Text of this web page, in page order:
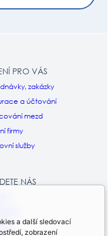
a další sledovací
zobrazení
PRO VÁS
zakázky
a účtování
mezd
firmy
služby
NÁS